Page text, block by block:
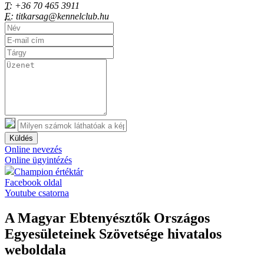
T: +36 70 465 3911
E: titkarsag@kennelclub.hu
Küldés
Online nevezés
Online ügyintézés
Champion értéktár
Facebook oldal
Youtube csatorna
A Magyar Ebtenyésztők Országos
Egyesületeinek Szövetsége hivatalos
weboldala